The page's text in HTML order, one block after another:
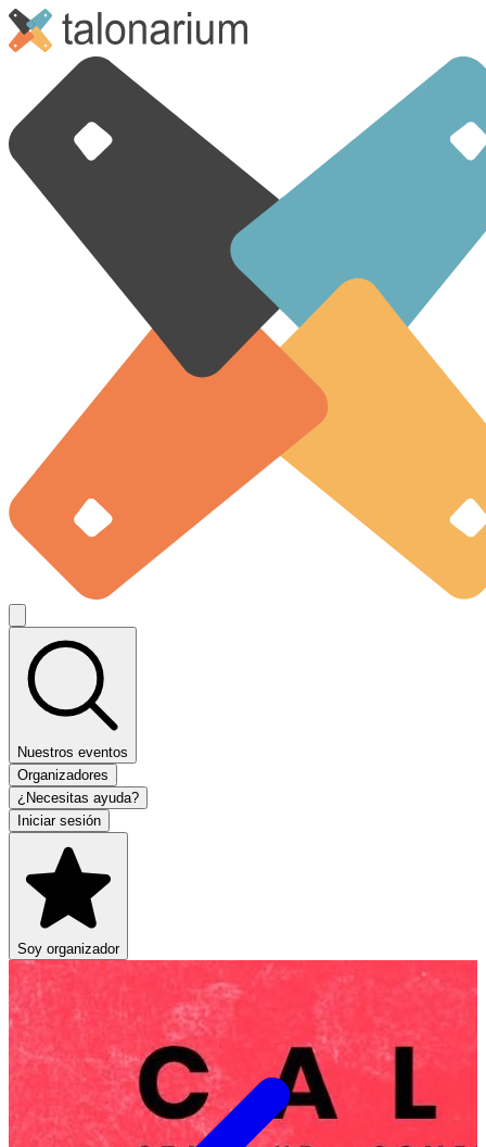
Nuestros eventos
Organizadores
¿Necesitas ayuda?
Iniciar sesión
Soy organizador